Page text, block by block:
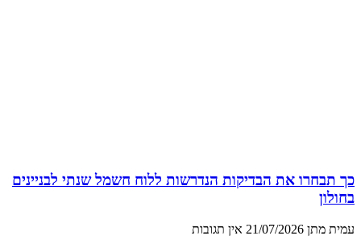
כך תבחרו את הבדיקות הנדרשות ללוח חשמל שנתי לבניינים
בחולון
עמית מתן 21/07/2026 אין תגובות